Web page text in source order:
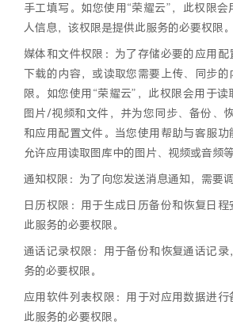
手工填写。如您使用“荣耀云”，此权限
人信息，该权限是提供此服务的必要权限。
媒体和文件权限：为了存储必要的应用配
下载的内容，或读取您需要上传、同步的
限。如您使用“荣耀云”，此权限会用于
图片/视频和文件，并为您同步、备份、
和应用配置文件。当您使用帮助与客服
允许应用读取图库中的图片、视频或音频
通知权限：为了向您发送消息通知，需要
日历权限：用于生成日历备份和恢复日
此服务的必要权限。
通话记录权限：用于备份和恢复通话记
务的必要权限。
应用软件列表权限：用于对应用数据进行
此服务的必要权限。